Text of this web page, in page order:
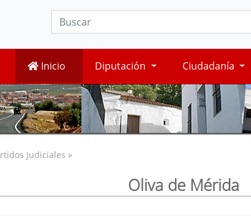
Inicio Diputación Ciudadanía
Judiciales »
Oliva de Mérida